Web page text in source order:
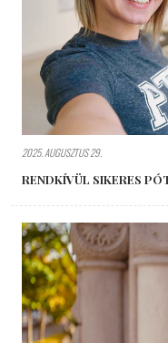
2025. AUGUSZTUS 29.
RENDKÍVÜL SIKERES